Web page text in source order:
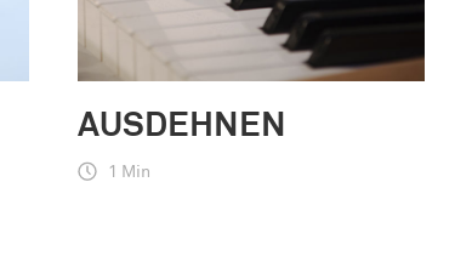
AUSDEHNEN
1 Min